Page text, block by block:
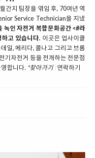
간지 팀장을 엮임 후, 70여년 역
Service Technician을 지냈
녹인 자전거 복합문화공간 <#라
고 있습니다. 이곳은 업사이클
일, 메리다, 콜나고 그리고 브롬
기자전거 등을 전개하는 전문점
합니다. *찾아가기 연락하기